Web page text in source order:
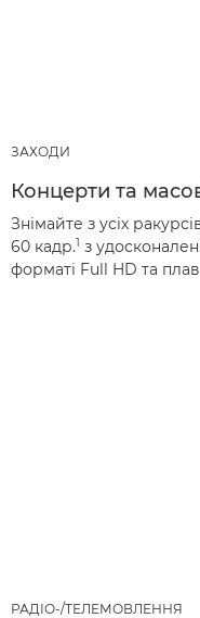
ЗАХОДИ
Концерти та
Знімайте з усіх
60 кадр.1 з
форматі Full HD та
РАДІО-/ТЕЛЕМОВЛЕННЯ